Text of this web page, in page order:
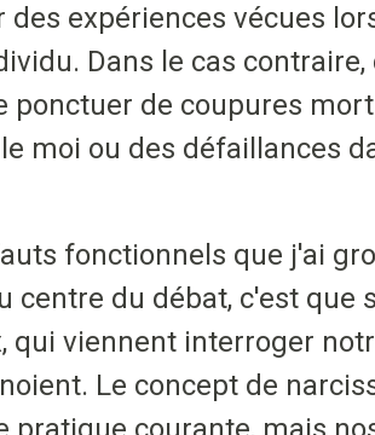
expériences vécues
Dans le cas contraire,
ponctuer de coupures
moi ou des défaillances
fonctionnels que j'ai
centre du débat, c'est que
qui viennent interroger
Le concept de